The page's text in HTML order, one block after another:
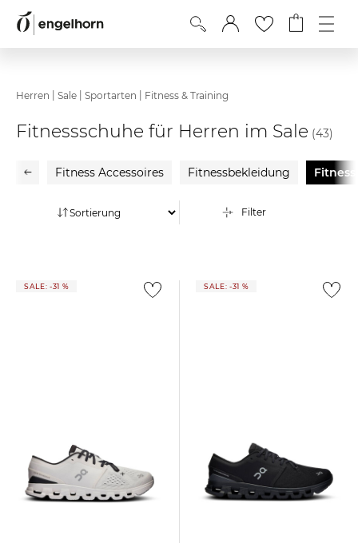
Herren Sale Sportarten Fitness & Training
Fitnessschuhe für Herren im Sale (43)
Fitness Accessoires Fitnessbekleidung
Filter
SALE: -31 % SALE: -31 %